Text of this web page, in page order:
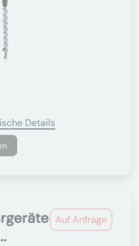
Details
Auf Anfrage